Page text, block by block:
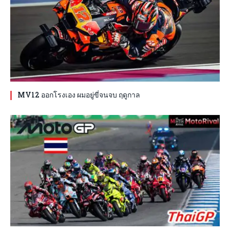
MV12 ออกโรงเอง ผมอยู่ขี่จนจบ ฤดูกาล